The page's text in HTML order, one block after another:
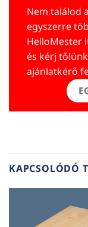
Nem találod
egyszerre
HelloMester
és kérj
ajánlatkérő
KAPCSOLÓDÓ